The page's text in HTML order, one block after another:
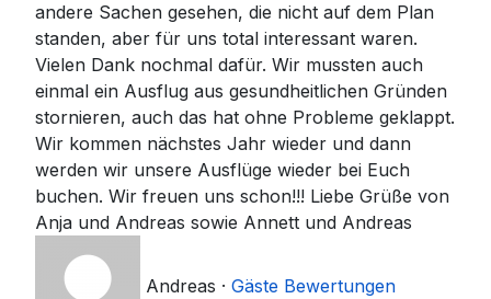
andere Sachen gesehen, die nicht auf dem Plan
standen, aber für uns total interessant waren.
Vielen Dank nochmal dafür. Wir mussten auch
einmal ein Ausflug aus gesundheitlichen Gründen
stornieren, auch das hat ohne Probleme geklappt.
Wir kommen nächstes Jahr wieder und dann
werden wir unsere Ausflüge wieder bei Euch
buchen. Wir freuen uns schon!!! Liebe Grüße von
Anja und Andreas sowie Annett und Andreas
Andreas · Gäste Bewertungen